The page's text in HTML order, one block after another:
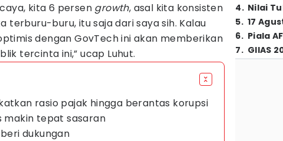
kita 6 persen growth, asal kita konsisten
terburu-buru, itu saja dari saya sih. Kalau
dengan GovTech ini akan memberikan
tercinta ini,” ucap Luhut.
rasio pajak hingga berantas korupsi
makin tepat sasaran
dukungan
4. Nilai
5. 17
6. Piala
7. GIIAS